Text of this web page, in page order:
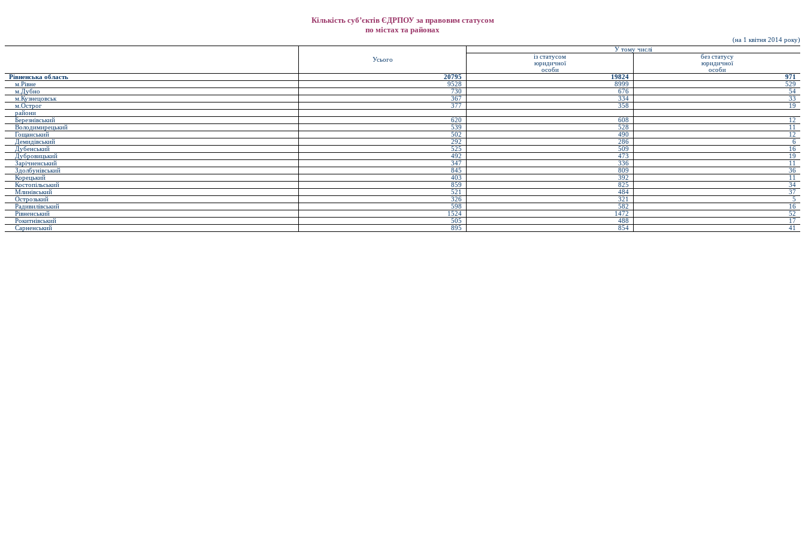
Кількість суб’єктів ЄДРПОУ за правовим статусом
по містах та районах
(на 1 квітня 201 4 року)
Усього
У тому числі
із статусом
юридичної
особи
без статусу
юридичної
особи
Рівненська область
20795 19824
971
м.Рівне
9528 8999
529
м.Дубно
730 676
54
м.Кузнецовськ
367 334
33
м.Острог
377 358
19
райони
Березнівський
620 608
12
Володимирецький
539 528
11
Гощанський
502 490
12
Демидівський
292 286
6
Дубенський
525 509
16
Дубровицький
492 473
19
Зарічненський
347 336
11
Здолбунівський
845 809
36
Корецький
403 392
11
Костопільський
859 825
34
Млинівський
521 484
37
Острозький
326 321
5
Радивилівський
598 582
16
Рівненський
1524 1472
52
Рокитнівський
505 488
17
Сарненський
895 854 41